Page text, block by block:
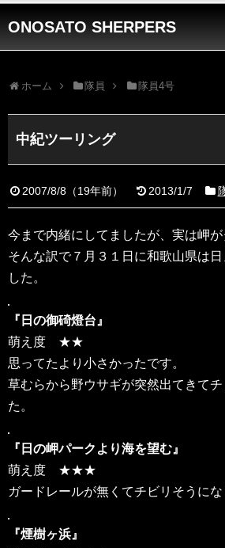
ONOSATO SHERPERS
ホーム 隊員 隊員4号
中紀ツーリング
2007/8/8 （19年前） 2013/1/7
今まで内緒にしてましたが、実は岬が
そんな訳で７月３１日に和歌山県は
した。
『日の御碕燈台』
萌え度 ★★
思ってたより小さかったです。
草むらから野ウサギが突然出てきて
た。
『日の岬パークより海を望む』
萌え度 ★★★
ガードレールが無くてチビリそうにな
『煙樹ヶ浜』